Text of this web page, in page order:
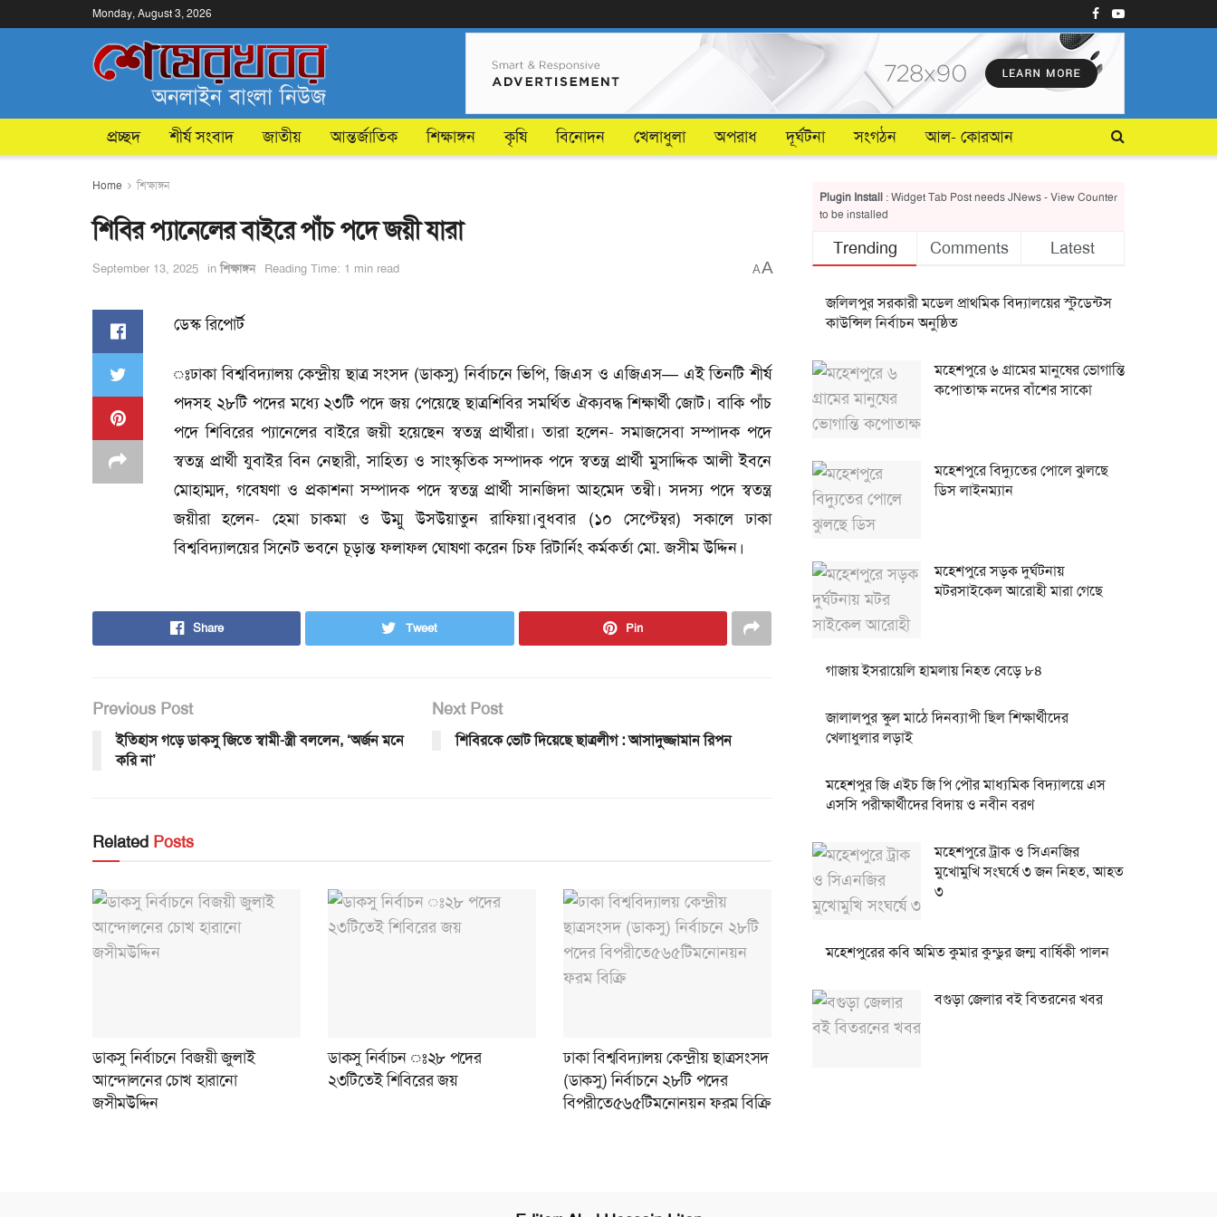
Monday, August 3, 2026
প্রচ্ছদ শীর্ষ সংবাদ জাতীয় আন্তর্জাতিক শিক্ষাঙ্গন কৃষি বিনোদন খেলাধুলা অপরাধ দূর্ঘটনা সংগঠন আল- কোরআন
Home শিক্ষাঙ্গন
শিবির প্যানেলের বাইরে পাঁচ পদে জয়ী যারা
September 13, 2025 in শিক্ষাঙ্গন Reading Time: 1 min read AA
ডেস্ক রিপোর্ট
ঃঢাকা বিশ্ববিদ্যালয় কেন্দ্রীয় ছাত্র সংসদ (ডাকসু) নির্বাচনে ভিপি, জিএস ও এজিএস— এই তিনটি শীর্ষ
পদসহ ২৮টি পদের মধ্যে ২৩টি পদে জয় পেয়েছে ছাত্রশিবির সমর্থিত ঐক্যবদ্ধ শিক্ষার্থী জোট। বাকি পাঁচ
পদে শিবিরের প্যানেলের বাইরে জয়ী হয়েছেন স্বতন্ত্র প্রার্থীরা। তারা হলেন- সমাজসেবা সম্পাদক পদে
স্বতন্ত্র প্রার্থী যুবাইর বিন নেছারী, সাহিত্য ও সাংস্কৃতিক সম্পাদক পদে স্বতন্ত্র প্রার্থী মুসাদ্দিক আলী ইবনে
মোহাম্মদ, গবেষণা ও প্রকাশনা সম্পাদক পদে স্বতন্ত্র প্রার্থী সানজিদা আহমেদ তন্বী। সদস্য পদে স্বতন্ত্র
জয়ীরা হলেন- হেমা চাকমা ও উম্মু উসউয়াতুন রাফিয়া।বুধবার (১০ সেপ্টেম্বর) সকালে ঢাকা
বিশ্ববিদ্যালয়ের সিনেট ভবনে চূড়ান্ত ফলাফল ঘোষণা করেন চিফ রিটার্নিং কর্মকর্তা মো. জসীম উদ্দিন।
Share Tweet Pin
Previous Post
ইতিহাস গড়ে ডাকসু জিতে স্বামী-স্ত্রী বললেন, ‘অর্জন মনে
করি না’
Next Post
শিবিরকে ভোট দিয়েছে ছাত্রলীগ : আসাদুজ্জামান রিপন
Related Posts
ডাকসু নির্বাচনে বিজয়ী জুলাই
আন্দোলনের চোখ হারানো
জসীমউদ্দিন
ডাকসু নির্বাচন ঃ২৮ পদের
২৩টিতেই শিবিরের জয়
ঢাকা বিশ্ববিদ্যালয় কেন্দ্রীয় ছাত্রসংসদ
(ডাকসু) নির্বাচনে ২৮টি পদের
বিপরীতে৫৬৫টিমনোনয়ন ফরম বিক্রি
Plugin Install : Widget Tab Post needs JNews - View Counter
to be installed
Trending Comments Latest
জলিলপুর সরকারী মডেল প্রাথমিক বিদ্যালয়ের স্টুডেন্টস
কাউন্সিল নির্বাচন অনুষ্ঠিত
মহেশপুরে ৬ গ্রামের মানুষের ভোগান্তি
কপোতাক্ষ নদের বাঁশের সাকো
মহেশপুরে বিদ্যুতের পোলে ঝুলছে
ডিস লাইনম্যান
মহেশপুরে সড়ক দুর্ঘটনায়
মটরসাইকেল আরোহী মারা গেছে
গাজায় ইসরায়েলি হামলায় নিহত বেড়ে ৮৪
জালালপুর স্কুল মাঠে দিনব্যাপী ছিল শিক্ষার্থীদের
খেলাধুলার লড়াই
মহেশপুর জি এইচ জি পি পৌর মাধ্যমিক বিদ্যালয়ে এস
এসসি পরীক্ষার্থীদের বিদায় ও নবীন বরণ
মহেশপুরে ট্রাক ও সিএনজির
মুখোমুখি সংঘর্ষে ৩ জন নিহত, আহত
৩
মহেশপুরের কবি অমিত কুমার কুন্ডুর জন্ম বার্ষিকী পালন
বগুড়া জেলার বই বিতরনের খবর